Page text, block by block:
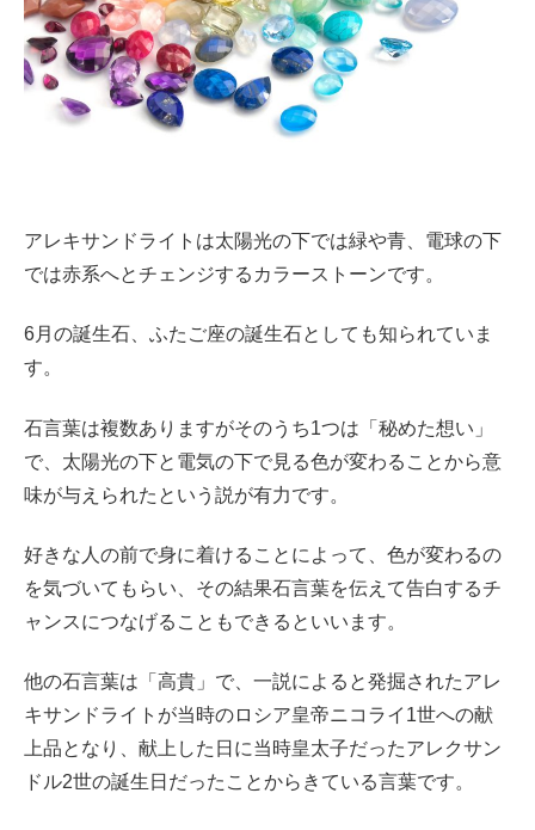
アレキサンドライトは太陽光の下では緑や青、電球の下
では赤系へとチェンジするカラーストーンです。
6月の誕生石、ふたご座の誕生石としても知られていま
す。
石言葉は複数ありますがそのうち1つは「秘めた想い」
で、太陽光の下と電気の下で見る色が変わることから意
味が与えられたという説が有力です。
好きな人の前で身に着けることによって、色が変わるの
を気づいてもらい、その結果石言葉を伝えて告白するチ
ャンスにつなげることもできるといいます。
他の石言葉は「高貴」で、一説によると発掘されたアレ
キサンドライトが当時のロシア皇帝ニコライ1世への献
上品となり、献上した日に当時皇太子だったアレクサン
ドル2世の誕生日だったことからきている言葉です。